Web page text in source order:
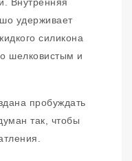
удерживает
силикона
шелковистым и
пробуждать
так, чтобы